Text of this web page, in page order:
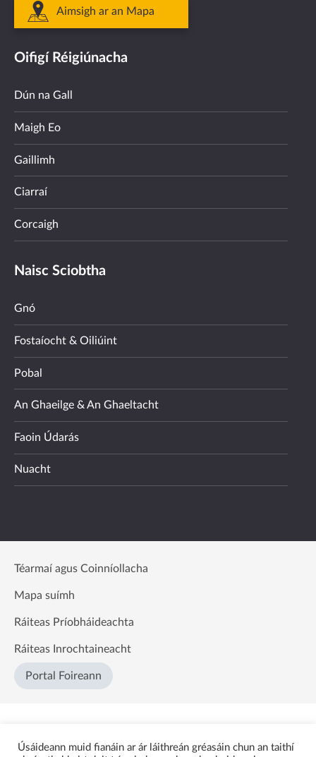
Aimsigh ar an Mapa
Oifigí Réigiúnacha
Dún na Gall
Maigh Eo
Gaillimh
Ciarraí
Corcaigh
Naisc Sciobtha
Gnó
Fostaíocht & Oiliúint
Pobal
An Ghaeilge & An Ghaeltacht
Faoin Údarás
Nuacht
Téarmaí agus Coinníollacha
Mapa suímh
Ráiteas Príobháideachta
Ráiteas Inrochtaineacht
Portal Foireann
Úsáideann muid fianáin ar ár láithreán gréasáin chun an taithí